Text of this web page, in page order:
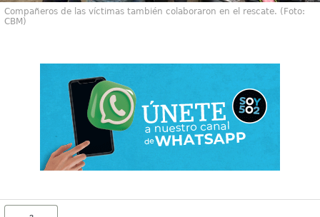
Compañeros de las víctimas también colaboraron en el rescate. (Foto:
CBM)